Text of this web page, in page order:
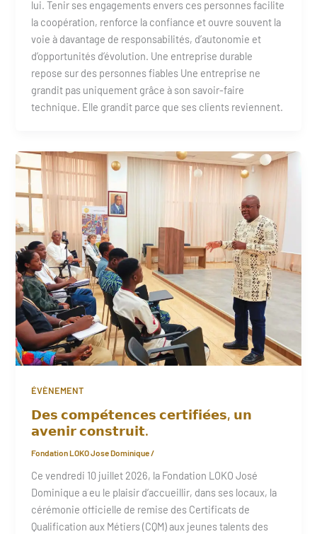
lui. Tenir ses engagements envers ces personnes facilite
la coopération, renforce la confiance et ouvre souvent la
voie à davantage de responsabilités, d’autonomie et
d’opportunités d’évolution. Une entreprise durable
repose sur des personnes fiables Une entreprise ne
grandit pas uniquement grâce à son savoir-faire
technique. Elle grandit parce que ses clients reviennent.
ÉVÈNEMENT
𝗗𝗲𝘀 𝗰𝗼𝗺𝗽𝗲́𝘁𝗲𝗻𝗰𝗲𝘀 𝗰𝗲𝗿𝘁𝗶𝗳𝗶𝗲́𝗲𝘀, 𝘂𝗻
𝗮𝘃𝗲𝗻𝗶𝗿 𝗰𝗼𝗻𝘀𝘁𝗿𝘂𝗶𝘁.
Fondation LOKO Jose Dominique /
Ce vendredi 10 juillet 2026, la Fondation LOKO José
Dominique a eu le plaisir d’accueillir, dans ses locaux, la
cérémonie officielle de remise des Certificats de
Qualification aux Métiers (CQM) aux jeunes talents des